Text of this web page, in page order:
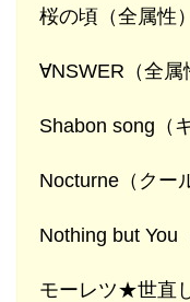
桜の頃（全属性）
∀NSWER（全属
Shabon song（
Nocturne（クー
Nothing but You
モーレツ★世直